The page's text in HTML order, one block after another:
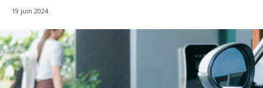
19 juin 2024